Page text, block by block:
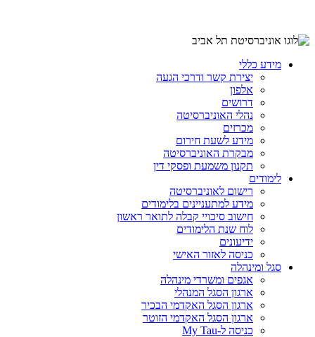
מידע כללי
יצירת קשר ודרכי הגעה
אלפון
דרושים
נהלי האוניברסיטה
מכרזים
מידע לשעת חירום
מבקרת האוניברסיטה
תקנון משמעת ופסקי דין
לימודים
רישום לאוניברסיטה
מידע למתעניינים בלימודים
חישוב סיכויי קבלה לתואר ראשון
לוח שנת הלימודים
ידיעונים
כניסה לאזור האישי
סגל ומינהלה
אגפים ומשרדי מינהלה
ארגון הסגל המנהלי
ארגון הסגל האקדמי הבכיר
ארגון הסגל האקדמי הזוטר
כניסה ל-My Tau